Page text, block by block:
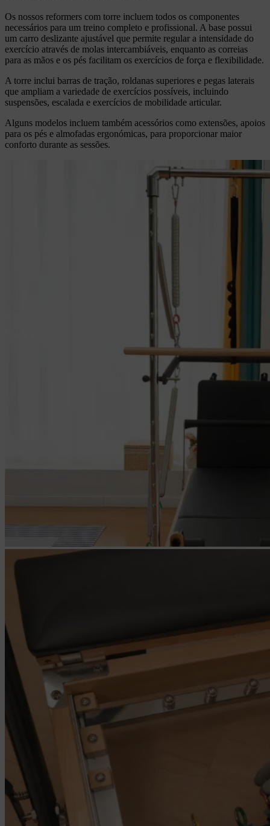
Os nossos reformers com torre incluem todos os componentes
necessários para um treino completo e profissional. A base possui
um carro deslizante ajustável que permite regular a intensidade do
exercício através de molas intercambiáveis, enquanto as correias
para as mãos e os pés facilitam os exercícios de força e flexibilidade.
A torre inclui barras de tração, roldanas superiores e pegas laterais
que ampliam a variedade de exercícios possíveis, incluindo
suspensões, escalada e exercícios de mobilidade articular.
Alguns modelos incluem também acessórios como extensões, apoios
para os pés e almofadas ergonómicas, para proporcionar maior
conforto durante as sessões.